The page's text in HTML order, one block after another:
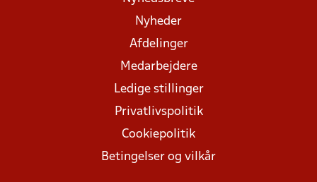
Nyheder
Afdelinger
Medarbejdere
Ledige stillinger
Privatlivspolitik
Cookiepolitik
Betingelser og vilkår